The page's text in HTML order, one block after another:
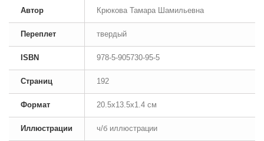
Автор Крюкова Тамара Шамильевна
Переплет твердый
ISBN 978-5-905730-95-5
Страниц 192
Формат 20.5x13.5x1.4 см
Иллюстрации ч/б иллюстрации